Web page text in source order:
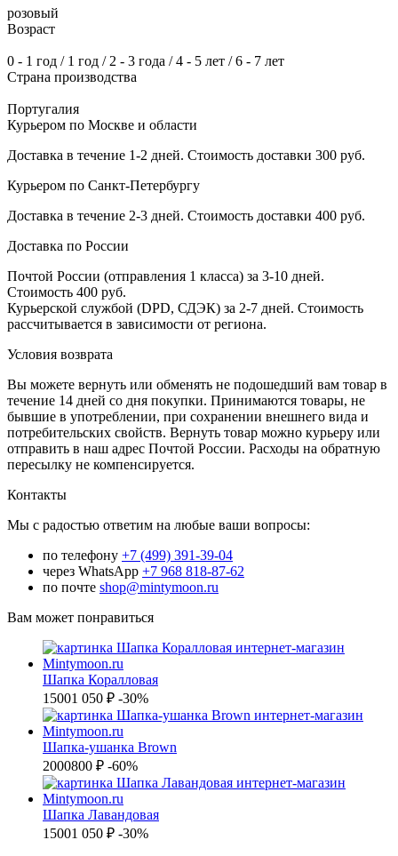
розовый
Возраст
0 - 1 год / 1 год / 2 - 3 года / 4 - 5 лет / 6 - 7 лет
Страна производства
Португалия
Курьером по Москве и области
Доставка в течение 1-2 дней. Стоимость доставки 300 руб.
Курьером по Санкт-Петербургу
Доставка в течение 2-3 дней. Стоимость доставки 400 руб.
Доставка по России
Почтой России (отправления 1 класса) за 3-10 дней.
Стоимость 400 руб.
Курьерской службой (DPD, СДЭК) за 2-7 дней. Стоимость
рассчитывается в зависимости от региона.
Условия возврата
Вы можете вернуть или обменять не подошедший вам товар в
течение 14 дней со дня покупки. Принимаются товары, не
бывшие в употреблении, при сохранении внешнего вида и
потребительских свойств. Вернуть товар можно курьеру или
отправить в наш адрес Почтой России. Расходы на обратную
пересылку не компенсируется.
Контакты
Мы с радостью ответим на любые ваши вопросы:
по телефону +7 (499) 391-39-04
через WhatsApp +7 968 818-87-62
по почте shop@mintymoon.ru
Вам может понравиться
Шапка Коралловая
15001 050 ₽ -30%
Шапка-ушанка Brown
2000800 ₽ -60%
Шапка Лавандовая
15001 050 ₽ -30%